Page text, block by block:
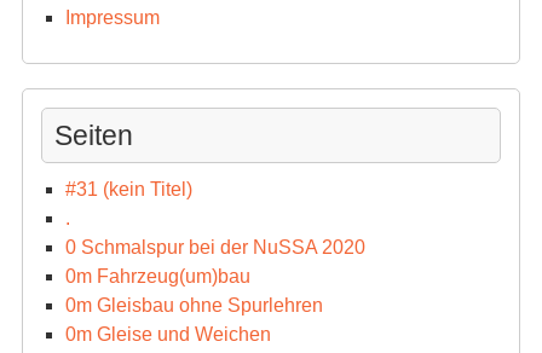
Impressum
Seiten
#31 (kein Titel)
.
0 Schmalspur bei der NuSSA 2020
0m Fahrzeug(um)bau
0m Gleisbau ohne Spurlehren
0m Gleise und Weichen